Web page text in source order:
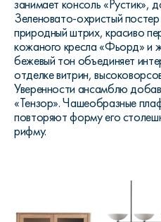
занимает консоль «Рустик»,
Зеленовато-охристый
природный штрих, красиво
кожаного кресла «Фьорд» и
бежевый тон объединяет
отделке витрин,
Уверенности ансамблю
«Тензор». Чашеобразные
повторяют форму его
рифму.